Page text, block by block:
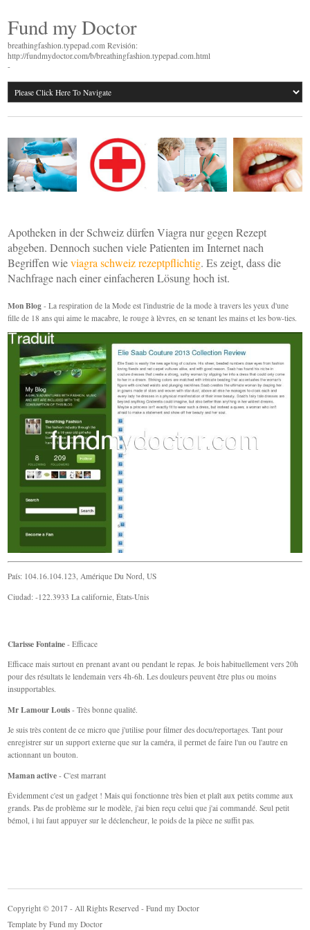
Fund my Doctor
breathingfashion.typepad.com Revisión:
http://fundmydoctor.com/b/breathingfashion.typepad.com.html
-
Apotheken in der Schweiz dürfen Viagra nur gegen Rezept
abgeben. Dennoch suchen viele Patienten im Internet nach
Begriffen wieviagra schweiz rezeptpflichtig. Es zeigt, dass die
Nachfrage nach einer einfacheren Lösung hoch ist.
Mon Blog - La respiration de la Mode est l'industrie de la mode à travers les yeux d'une
fille de 18 ans qui aime le macabre, le rouge à lèvres, en se tenant les mains et les bow-ties.
País: 104.16.104.123, Amérique Du Nord, US
Ciudad: -122.3933 La californie, États-Unis
Clarisse Fontaine - Efficace
Efficace mais surtout en prenant avant ou pendant le repas. Je bois habituellement vers 20h
pour des résultats le lendemain vers 4h-6h. Les douleurs peuvent être plus ou moins
insupportables.
Mr Lamour Louis - Très bonne qualité.
Je suis très content de ce micro que j'utilise pour filmer des docu/reportages. Tant pour
enregistrer sur un support externe que sur la caméra, il permet de faire l'un ou l'autre en
actionnant un bouton.
Maman active - C'est marrant
Évidemment c'est un gadget ! Mais qui fonctionne très bien et plaît aux petits comme aux
grands. Pas de problème sur le modèle, j'ai bien reçu celui que j'ai commandé. Seul petit
bémol, i lui faut appuyer sur le déclencheur, le poids de la pièce ne suffit pas.
Copyright © 2017 - All Rights Reserved - Fund my Doctor
Template byFund my Doctor